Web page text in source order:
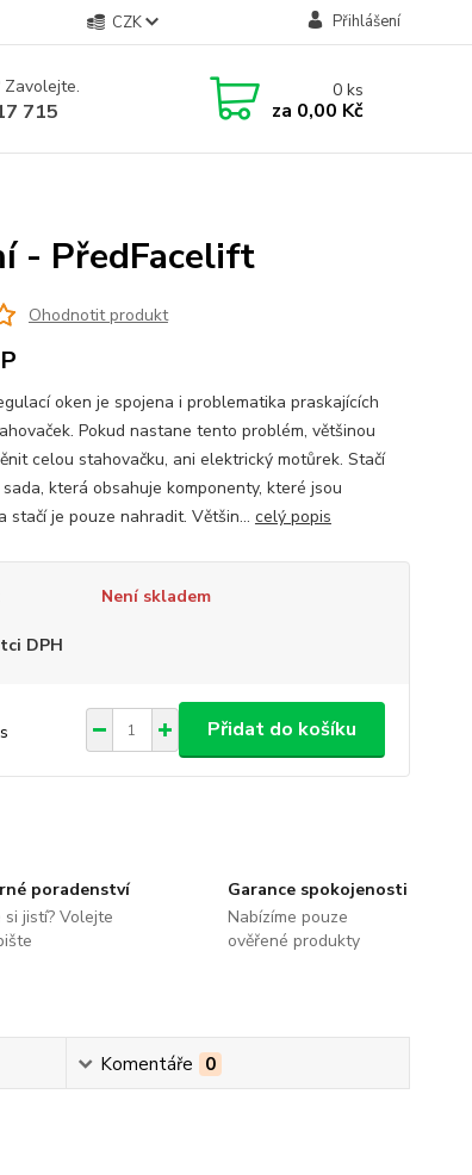
CZK Přihlášení
Zavolejte.
715
0ks
za 0,00 Kč
- PředFacelift
Ohodnotit produkt
oken je spojena i problematika praskajících
Pokud nastane tento problém, většinou
celou stahovačku, ani elektrický motůrek. Stačí
která obsahuje komponenty, které jsou
stačí je pouze nahradit. Většin... celý popis
Není skladem
DPH
Přidat do košíku
poradenství
si jistí? Volejte
Garance spokojenosti
Nabízíme pouze
ověřené produkty
Komentáře 0